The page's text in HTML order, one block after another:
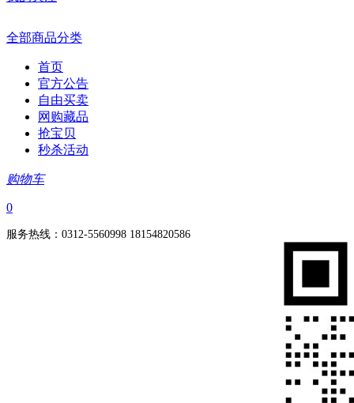
全部商品分类
首页
官方公告
自由买卖
网购藏品
抢宝贝
秒杀活动
购物车
0
服务热线：0312-5560998 18154820586